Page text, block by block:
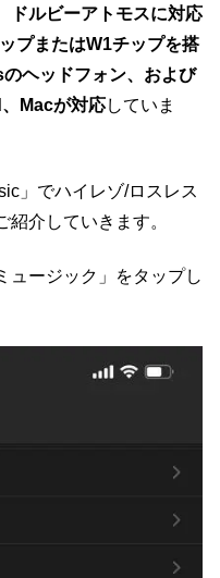
ドルビーアトモスに対応
プまたはW1チップを搭
ヘッドフォン、および
Macが対応していま
」でハイレゾ/ロスレス
介していきます。
ュージック」をタップし